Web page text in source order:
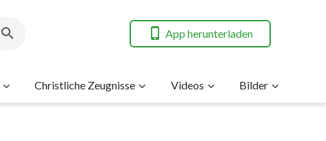
App herunterladen
Christliche Zeugnisse Videos Bilder